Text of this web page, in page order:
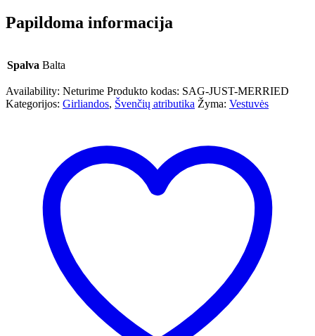
Papildoma informacija
Spalva Balta
Availability: Neturime Produkto kodas: SAG-JUST-MERRIED
Kategorijos: Girliandos, Švenčių atributika Žyma: Vestuvės